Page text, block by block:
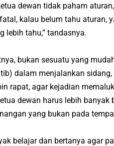
dewan tidak paham
kalau belum tahu aturan,
lebih tahu,” tandasnya.
bukan sesuatu yang
dalam menjalankan
rapat, agar kejadian
dewan harus lebih banyak
yang bukan pada
belajar dan bertanya agar